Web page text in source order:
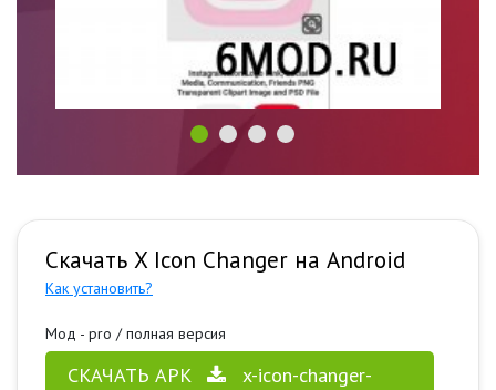
Скачать X Icon Changer на Android
Как установить?
Мод - pro / полная версия
СКАЧАТЬ APK
x-icon-changer-